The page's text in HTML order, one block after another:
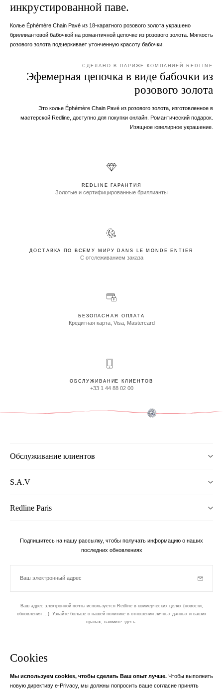
Cookies
Мы используем cookies, чтобы сделать Ваш опыт лучше. Чтобы выполнить
новую директиву e-Privacy, мы должны попросить ваше согласие принять
инкрустированной паве.
Колье Éphémère Chain Pavé из 18-каратного розового золота украшено
бриллиантовой бабочкой на романтичной цепочке из розового золота. Мягкость
розового золота подчеркивает утонченную красоту бабочки.
СДЕЛАНО В ПАРИЖЕ КОМПАНИЕЙ REDLINE
Эфемерная цепочка в виде бабочки из
розового золота
Это колье Éphémère Chain Pavé из розового золота, изготовленное в
мастерской Redline, доступно для покупки онлайн. Романтический подарок.
Изящное ювелирное украшение.
REDLINE ГАРАНТИЯ
Золотые и сертифицированные бриллианты
ДОСТАВКА ПО ВСЕМУ МИРУ DANS LE MONDE ENTIER
С отслеживанием заказа
БЕЗОПАСНАЯ ОПЛАТА
Кредитная карта, Visa, Mastercard
ОБСЛУЖИВАНИЕ КЛИЕНТОВ
+33 1 44 88 02 00
Обслуживание клиентов
S.A.V
Redline Paris
Подпишитесь на нашу рассылку, чтобы получать информацию о наших
последних обновлениях
Ваш электронный адрес
Ваш адрес электронной почты используется Redline в коммерческих целях (новости,
обновления ...). Узнайте больше о нашей политике в отношении личных данных и ваших
правах, нажмите здесь
Ваш адрес электронной почты